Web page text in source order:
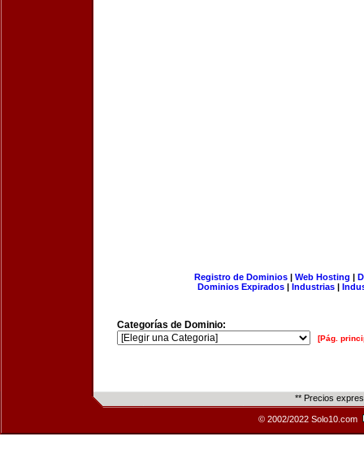
Registro de Dominios| Web Hosting |
Dominios Expirados | Industrias |
Categorías de Dominio:
[Pág.
** Precios
© 2002/2022 Solo10.com